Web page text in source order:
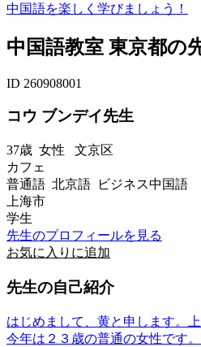
中国語を楽しく学びましょう！
中国語教室 東京都の
ID 260908001
コウ ブンデイ先生
37歳 女性 文京区
カフェ
普通語 北京語 ビジネス中国語
上海市
学生
先生のプロフィールを見る
お気に入りに追加
先生の自己紹介
はじめまして、黄と申します。
今年は２３歳の普通の女性です